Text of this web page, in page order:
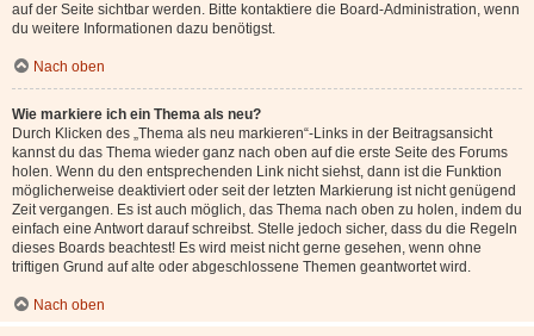
auf der Seite sichtbar werden. Bitte kontaktiere die Board-Administration, wenn
du weitere Informationen dazu benötigst.
Nach oben
Wie markiere ich ein Thema als neu?
Durch Klicken des „Thema als neu markieren“-Links in der Beitragsansicht
kannst du das Thema wieder ganz nach oben auf die erste Seite des Forums
holen. Wenn du den entsprechenden Link nicht siehst, dann ist die Funktion
möglicherweise deaktiviert oder seit der letzten Markierung ist nicht genügend
Zeit vergangen. Es ist auch möglich, das Thema nach oben zu holen, indem du
einfach eine Antwort darauf schreibst. Stelle jedoch sicher, dass du die Regeln
dieses Boards beachtest! Es wird meist nicht gerne gesehen, wenn ohne
triftigen Grund auf alte oder abgeschlossene Themen geantwortet wird.
Nach oben